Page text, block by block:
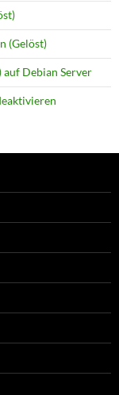
(Gelöst)
auf Debian Server